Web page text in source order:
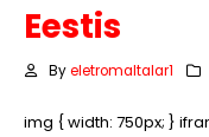
Eestis
By eletromaltalar1
img { width: 750px; }